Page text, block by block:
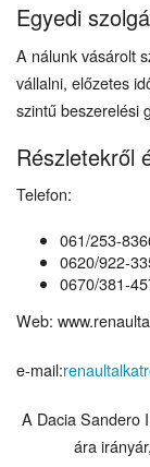
Egyedi
A nálunk vásárolt
vállalni, előzetes
szintű beszerelési
Részletekről
Telefon:
061/253-
0620/922-
0670/381-
Web:
e-mail:
A Dacia Sandero
ára